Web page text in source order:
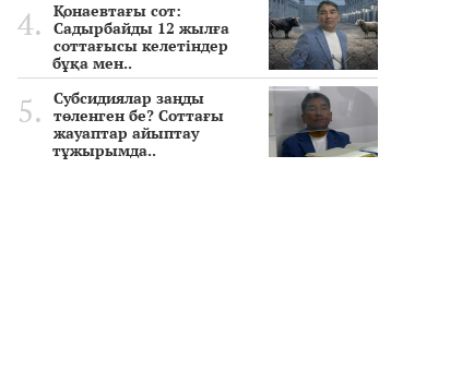
Қонаевтағы сот:
Садырбайды 12 жылға
соттағысы келетіндер
бұқа мен..
Субсидиялар заңды
төленген бе? Соттағы
жауаптар айыптау
тұжырымда..